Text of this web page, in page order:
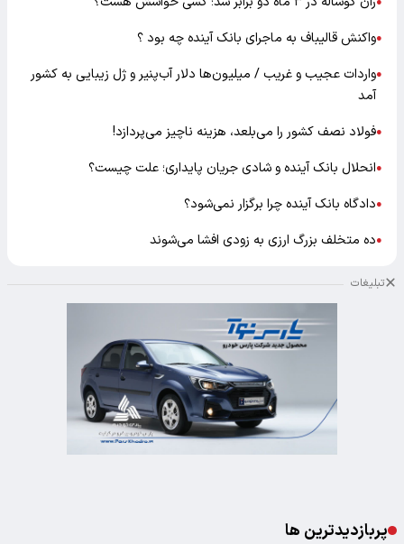
●واکنش قالیباف به ماجرای بانک آینده چه بود ؟
●واردات عجیب و غریب / میلیون‌ها دلار آب‌پنیر و ژل زیبایی به کشور
آمد
●فولاد نصف کشور را می‌بلعد، هزینه ناچیز می‌پردازد!
●انحلال بانک آینده و شادی جریان پایداری؛ علت چیست؟
●دادگاه بانک آینده چرا برگزار نمی‌شود؟
●ده متخلف بزرگ ارزی به زودی افشا می‌شوند
تبلیغات
پربازدیدترین ها